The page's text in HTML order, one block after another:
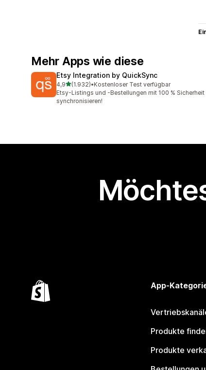
Mehr Apps wie diese
Etsy Integration by QuickSync
4,9von 5 Sternen
(1.932)
1932 Rezensionen insgesamt
•Kostenloser Test verfügbar
Etsy-Listings und -Bestellungen mit 100 % Sicherheit
synchronisieren!
App-
Produkte
Produkte